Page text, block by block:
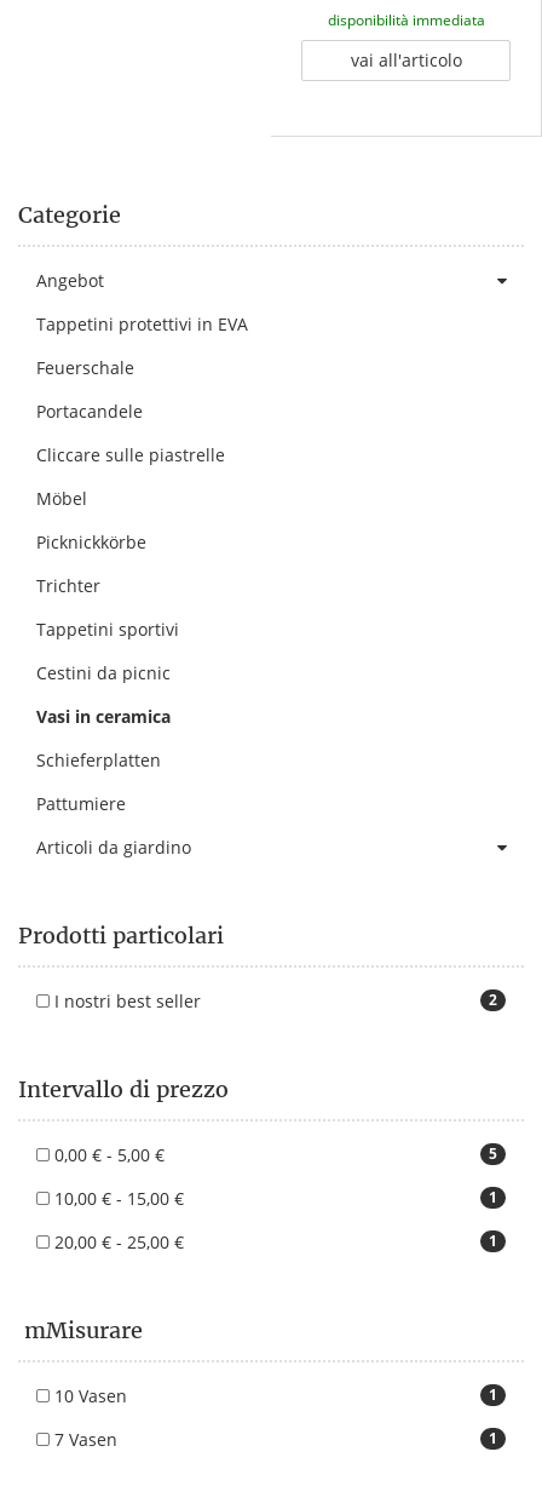
disponibilità immediata
vai all'articolo
Categorie
Angebot
Tappetini protettivi in EVA
Feuerschale
Portacandele
Cliccare sulle piastrelle
Möbel
Picknickkörbe
Trichter
Tappetini sportivi
Cestini da picnic
Vasi in ceramica
Schieferplatten
Pattumiere
Articoli da giardino
Prodotti particolari
2
I nostri best seller
Intervallo di prezzo
5
0,00 € - 5,00 €
1
10,00 € - 15,00 €
1
20,00 € - 25,00 €
mMisurare
1
10 Vasen
1
7 Vasen